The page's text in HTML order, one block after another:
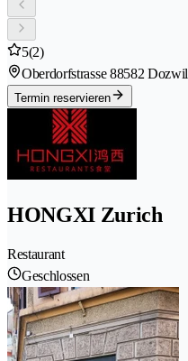
5(2)
Oberdorfstrasse 88582 Dozwil
Termin reservieren
HONGXI Zurich
Restaurant
Geschlossen